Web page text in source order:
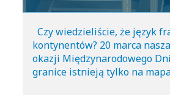
Czy wiedzieliście, że język
kontynentów? 20 marca
okazji Międzynarodowego
granice istnieją tylko na